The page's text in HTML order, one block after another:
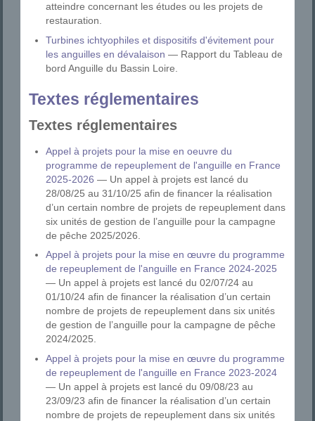
atteindre concernant les études ou les projets de
restauration.
Turbines ichtyophiles et dispositifs d'évitement pour
les anguilles en dévalaison — Rapport du Tableau de
bord Anguille du Bassin Loire.
Textes réglementaires
Textes réglementaires
Appel à projets pour la mise en oeuvre du
programme de repeuplement de l'anguille en France
2025-2026 — Un appel à projets est lancé du
28/08/25 au 31/10/25 afin de financer la réalisation
d’un certain nombre de projets de repeuplement dans
six unités de gestion de l’anguille pour la campagne
de pêche 2025/2026.
Appel à projets pour la mise en œuvre du programme
de repeuplement de l'anguille en France 2024-2025
— Un appel à projets est lancé du 02/07/24 au
01/10/24 afin de financer la réalisation d’un certain
nombre de projets de repeuplement dans six unités
de gestion de l’anguille pour la campagne de pêche
2024/2025.
Appel à projets pour la mise en œuvre du programme
de repeuplement de l'anguille en France 2023-2024
— Un appel à projets est lancé du 09/08/23 au
23/09/23 afin de financer la réalisation d’un certain
nombre de projets de repeuplement dans six unités